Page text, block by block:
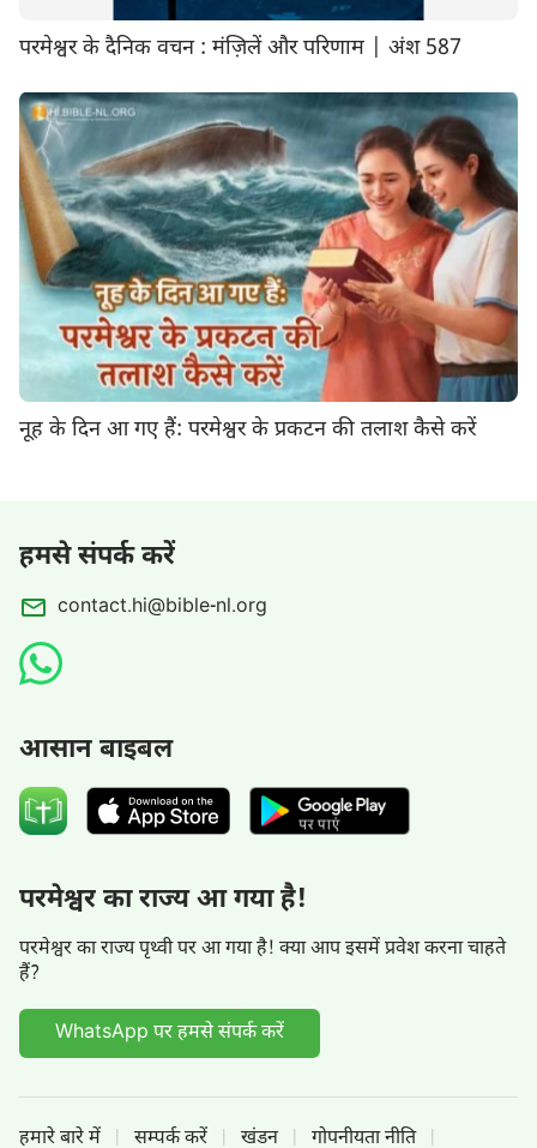
परमेश्वर के दैनिक वचन : मंज़िलें और परिणाम | अंश 587
नूह के दिन आ गए हैं: परमेश्वर के प्रकटन की तलाश कैसे करें
हमसे संपर्क करें
contact.hi@bible-nl.org
आसान बाइबल
परमेश्वर का राज्य आ गया है!
परमेश्वर का राज्य पृथ्वी पर आ गया है! क्या आप इसमें प्रवेश करना चाहते
हैं?
WhatsApp पर हमसे संपर्क करें
हमारे बारे में सम्पर्क करें खंडन गोपनीयता नीति